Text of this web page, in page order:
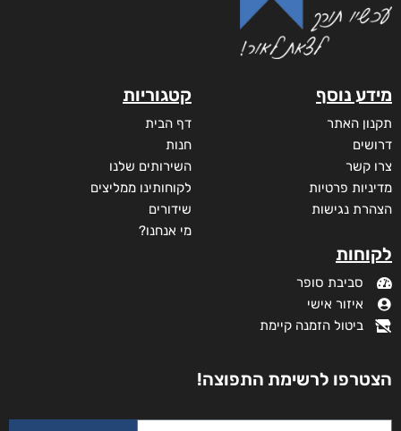
₪35
–
₪ 58
₪68
₪58
מידע נוסף
תקנון האתר
דרושים
צרו קשר
מדיניות פרטיות
הצהרת נגישות
לקוחות
סביבת סופר
איזור אישי
ביטול הזמנה קיימת
קטגוריות
דף הבית
חנות
השירותים שלנו
לקוחותינו ממליצים
שידורים
מי אנחנו?
הצטרפו לרשימת התפוצה!